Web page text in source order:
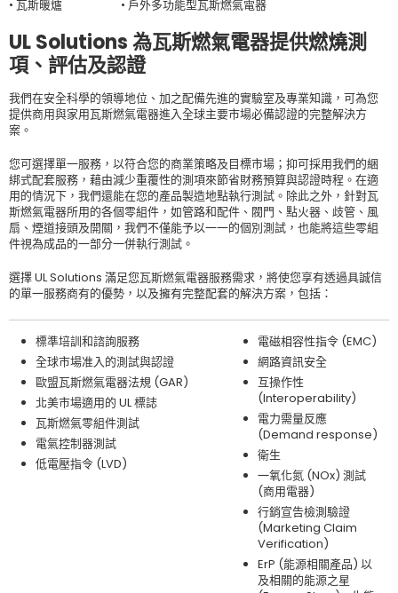
• 瓦斯暖爐 • 戶外多功能型瓦斯燃氣電器
UL Solutions 為瓦斯燃氣電器提供燃燒測
項、評估及認證
我們在安全科學的領導地位、加之配備先進的實驗室及專業知識，可為您
提供商用與家用瓦斯燃氣電器進入全球主要市場必備認證的完整解決方
案。
您可選擇單一服務，以符合您的商業策略及目標市場；抑可採用我們的綑
綁式配套服務，藉由減少重覆性的測項來節省財務預算與認證時程。在適
用的情況下，我們還能在您的產品製造地點執行測試。除此之外，針對瓦
斯燃氣電器所用的各個零組件，如管路和配件、閥門、點火器、歧管、風
扇、煙道接頭及開關，我們不僅能予以一一的個別測試，也能將這些零組
件視為成品的一部分一併執行測試。
選擇 UL Solutions 滿足您瓦斯燃氣電器服務需求，將使您享有透過具誠信
的單一服務商有的優勢，以及擁有完整配套的解決方案，包括：
標準培訓和諮詢服務
全球市場准入的測試與認證
歐盟瓦斯燃氣電器法規 (GAR)
北美市場適用的 UL 標誌
瓦斯燃氣零組件測試
電氣控制器測試
低電壓指令 (LVD)
電磁相容性指令 (EMC)
網路資訊安全
互操作性
(Interoperability)
電力需量反應
(Demand response)
衛生
一氧化氮 (NOx) 測試
(商用電器)
行銷宣告檢測驗證
(Marketing Claim
Verification)
ErP (能源相關產品) 以
及相關的能源之星